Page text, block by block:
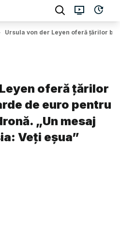
Ursula von der Leyen oferă țărilor
oferă țărilor
de euro pentru
„Un mesaj
Veți eșua”